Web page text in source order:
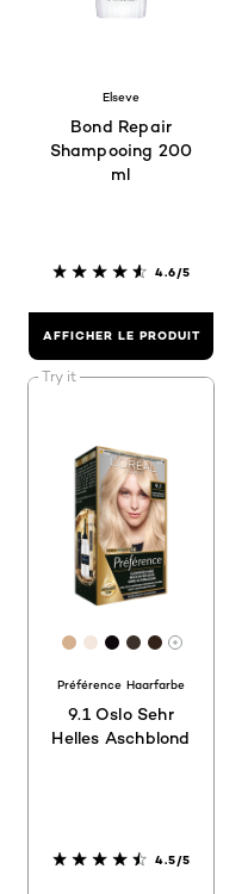
Elseve
Bond Repair
Shampooing 200
ml
4.6/5
AFFICHER LE PRODUIT
Try it
[Color]: #D4B08E
[Color]: #F4E7DD
[Color]:
[Color]:
[Color]:
More
Préférence Haarfarbe
9.1 Oslo Sehr
Helles Aschblond
4.5/5